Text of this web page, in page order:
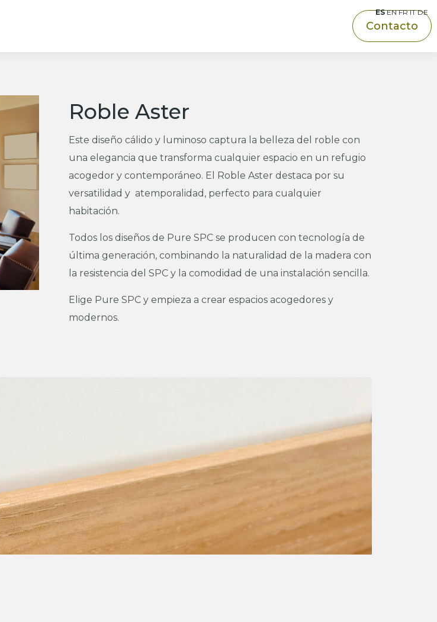
Contacto
Roble Aster
Este diseño cálido y luminoso captura la belleza del roble con
una elegancia que transforma cualquier espacio en un refugio
acogedor y contemporáneo. El Roble Aster destaca por su
versatilidad y atemporalidad, perfecto para cualquier
habitación.
Todos los diseños de Pure SPC se producen con tecnología de
última generación, combinando la naturalidad de la madera con
la resistencia del SPC y la comodidad de una instalación sencilla.
Elige Pure SPC y empieza a crear espacios acogedores y
modernos.
ES EN FR IT DE